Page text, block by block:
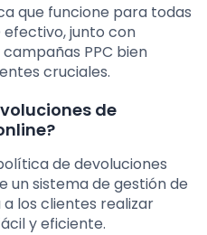
que funcione para todas
efectivo, junto con
PPC bien
cruciales.
de
de devoluciones
un sistema de gestión de
los clientes realizar
y eficiente.